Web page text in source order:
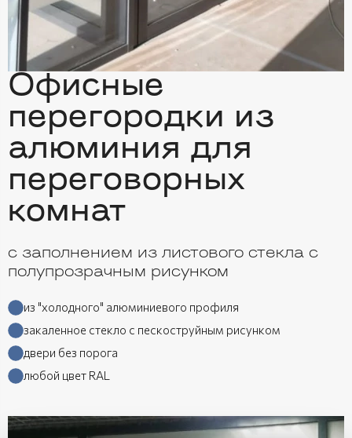
Офисные
перегородки из
алюминия для
переговорных
комнат
с заполнением из листового стекла с
полупрозрачным рисунком
из "холодного" алюминиевого профиля
закаленное стекло с пескоструйным рисунком
двери без порога
любой цвет RAL